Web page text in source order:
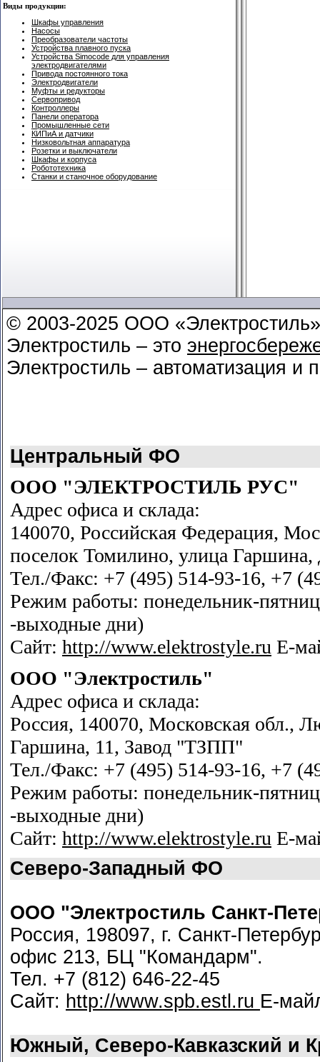
Виды продукции:
Шкафы управления
Насосы
Преобразователи частоты
Устройства плавного пуска
Устройства Simocode для управления
электродвигателями
Привода постоянного тока
Электродвигатели
Муфты и редукторы
Сервопривод
Контроллеры
Панели оператора
Промышленные сети
КИПиА и датчики
Низковольтная аппаратура
Розетки и выключатели
Шкафы и корпуса
Робототехника
Станки и станочное оборудование
© 2003-2025 ООО «Электростиль»
Электростиль – это
Электростиль – автоматизация и
Центральный ФО
ООО "ЭЛЕКТРОСТИЛЬ РУС"
Адрес офиса и склада:
140070, Российская Федерация,
поселок Томилино, улица Гаршина,
Тел./Факс: +7 (495) 514-93-16, +7
Режим работы: понедельник-
-выходные дни)
Сайт: http://www.elektrostyle.ru Е-
ООО "Электростиль"
Адрес офиса и склада:
Россия, 140070, Московская обл.,
Гаршина, 11, Завод "ТЗПП"
Тел./Факс: +7 (495) 514-93-16, +7
Режим работы: понедельник-
-выходные дни)
Сайт: http://www.elektrostyle.ru Е-
Северо-Западный ФО
ООО "Электростиль Санкт-
Россия, 198097, г. Санкт-
офис 213, БЦ "Командарм".
Тел. +7 (812) 646-22-45
Сайт: http://www.spb.estl.ru Е-
Южный, Северо-Кавказский и